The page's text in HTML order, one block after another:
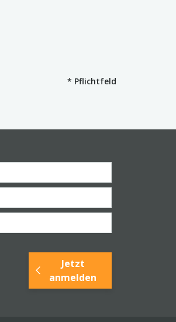
* Pflichtfeld
Jetzt
anmelden